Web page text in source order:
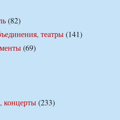
(82)
театры(141)
(69)
концерты(233)